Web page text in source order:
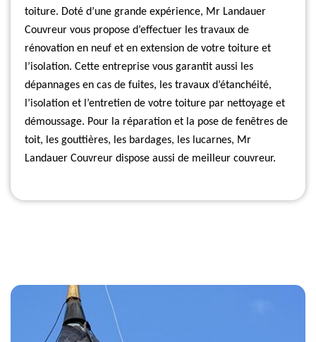
toiture. Doté d’une grande expérience, Mr Landauer
Couvreur vous propose d’effectuer les travaux de
rénovation en neuf et en extension de votre toiture et
l’isolation. Cette entreprise vous garantit aussi les
dépannages en cas de fuites, les travaux d’étanchéité,
l’isolation et l’entretien de votre toiture par nettoyage et
démoussage. Pour la réparation et la pose de fenêtres de
toit, les gouttières, les bardages, les lucarnes, Mr
Landauer Couvreur dispose aussi de meilleur couvreur.